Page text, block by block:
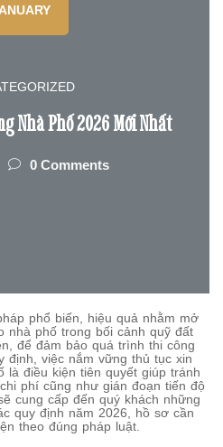
Nhà Phố 2026 Mới Nhất
0 Comments
phổ biến, hiệu quả nhằm mở
nhà phố trong bối cảnh quỹ đất
để đảm bảo quá trình thi công
định, việc nắm vững thủ tục xin
là điều kiện tiên quyết giúp tránh
phí cũng như gián đoạn tiến độ
cung cấp đến quý khách những
quy định năm 2026, hồ sơ cần
theo đúng pháp luật.